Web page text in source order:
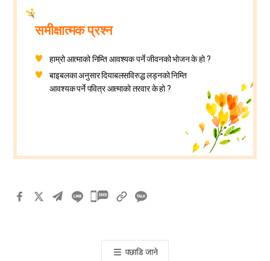
समीक्षात्मक प्रश्न
हाम्रो आत्माको निम्ति आवश्यक पर्ने जीवनको भोजन के हो ?
बाइबलका अनुसार दियाबलसविरुद्ध लड्नको निम्ति
आवश्यक पर्ने पवित्र आत्माको तरवार के हो ?
카
톡
공
पछाडि जाने